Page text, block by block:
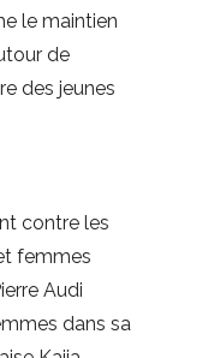
le maintien
de
des jeunes
contre les
femmes
Audi
dans sa